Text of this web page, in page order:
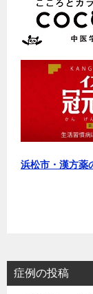
浜松市・漢方薬
症例の投稿